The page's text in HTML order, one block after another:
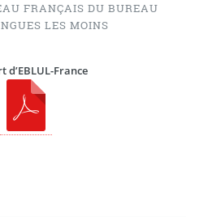
FRANÇAIS DU BUREAU
LES MOINS
d’EBLUL-France